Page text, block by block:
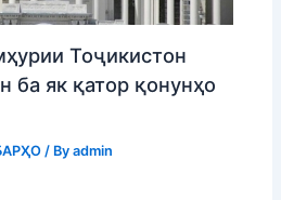
Тоҷикистон
ба як қатор қонунҳо
/ Byadmin